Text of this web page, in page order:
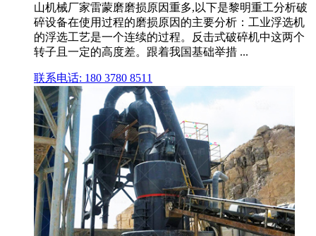
山机械厂家雷蒙磨磨损原因重多,以下是黎明重工分析破
碎设备在使用过程的磨损原因的主要分析：工业浮选机
的浮选工艺是一个连续的过程。反击式破碎机中这两个
转子且一定的高度差。跟着我国基础举措 ...
联系电话: 180 3780 8511